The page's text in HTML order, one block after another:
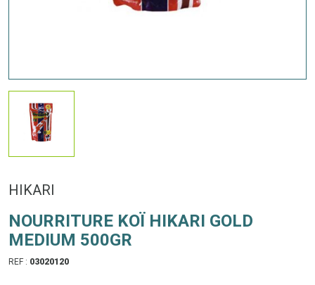
HIKARI
NOURRITURE KOÏ HIKARI GOLD
MEDIUM 500GR
REF : 03020120